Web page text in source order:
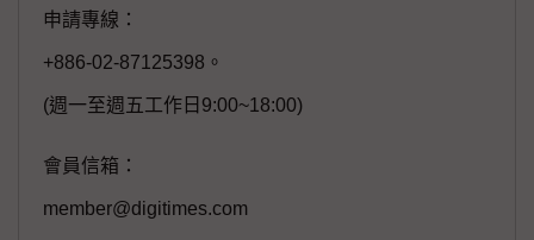
申請專線：
+886-02-87125398。
(週一至週五工作日9:00~18:00)
會員信箱：
member@digitimes.com